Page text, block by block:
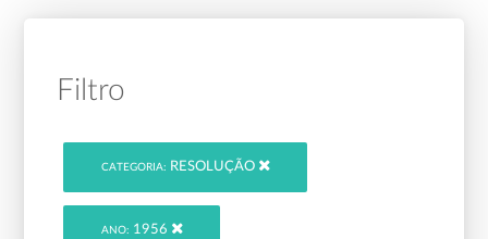
Filtro
CATEGORIA: RESOLUÇÃO
ANO: 1956